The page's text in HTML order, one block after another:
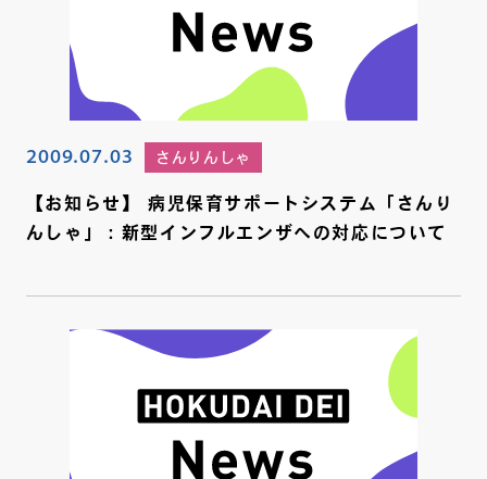
2009.07.03 さんりんしゃ
【お知らせ】 病児保育サポートシステム「さんり
んしゃ」：新型インフルエンザへの対応について